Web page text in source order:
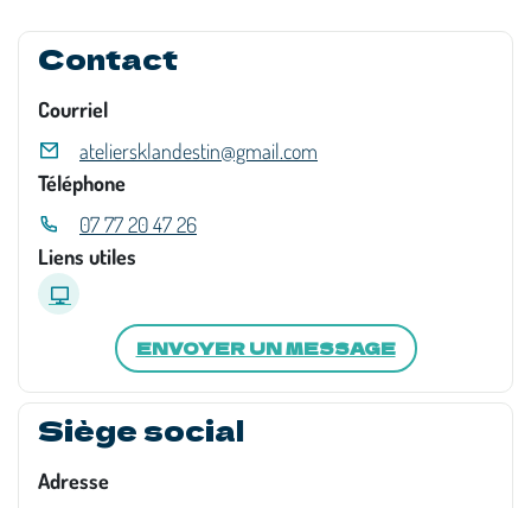
Contact
Courriel
ateliersklandestin@gmail.com
Téléphone
07 77 20 47 26
Liens utiles
ENVOYER UN MESSAGE
Siège social
Adresse